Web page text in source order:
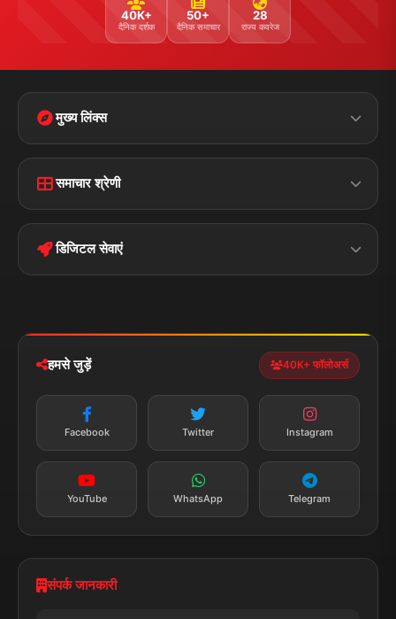
40K+
दैनिक दर्शक
50+
दैनिक समाचार
28
राज्य कवरेज
मुख्य लिंक्स
Disclaimer
Terms &
Privacy Policy
समाचार श्रेणी
पॉलिटिकल झारखण्ड
डिजिटल सेवाएं
न्यूज़ अलर्ट
तत्काल अपडेट
सब्सक्राइब करें
हमसे जुड़ें 40K+ फॉलोअर्स
Facebook Twitter Instagram
YouTube WhatsApp Telegram
संपर्क जानकारी